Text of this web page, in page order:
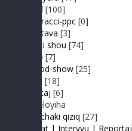
Prikol [100]
Paparacci-ppc [0]
Podstava [3]
Realiti shou [74]
Retro [7]
Sayyod-show [25]
Sport [18]
Shantaj [6]
Videoloyiha
Shunchaki qiziq [27]
Suhbat | Intervyu | Reportaj